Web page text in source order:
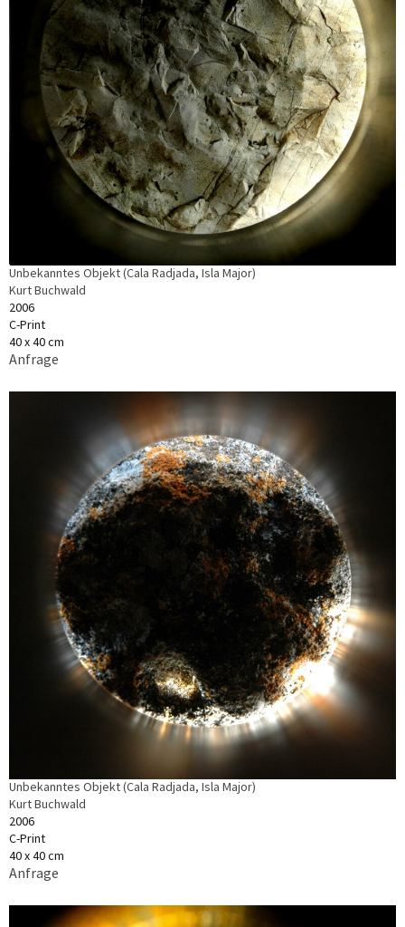
Unbekanntes Objekt (Cala Radjada, Isla Major)
Kurt Buchwald
2006
C-Print
40 x 40 cm
Anfrage
Unbekanntes Objekt (Cala Radjada, Isla Major)
Kurt Buchwald
2006
C-Print
40 x 40 cm
Anfrage